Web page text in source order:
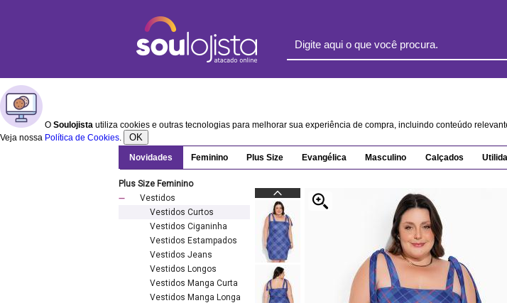
O Soulojista utiliza cookies e outras tecnologias para melhorar sua experiência de compra, incluindo conteúdo
Veja nossa Política de Cookies. OK
Novidades Feminino Plus Size Evangélica Masculino Calçados
Plus Size Feminino
Vestidos
Vestidos Curtos
Vestidos Ciganinha
Vestidos Estampados
Vestidos Jeans
Vestidos Longos
Vestidos Manga Curta
Vestidos Manga Longa